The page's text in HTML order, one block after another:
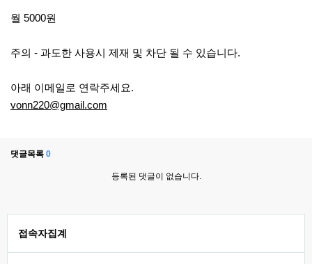
월 5000원
주의 - 과도한 사용시 제재 및 차단 될 수 있습니다.
아래 이메일로 연락주세요.
vonn220@gmail.com
댓글목록 0
등록된 댓글이 없습니다.
접속자집계